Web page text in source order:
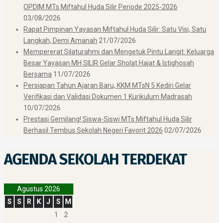
OPDIM MTs Miftahul Huda Silir Periode 2025-2026
03/08/2026
Rapat Pimpinan Yayasan Miftahul Huda Silir: Satu Visi, Satu
Langkah, Demi Amanah 21/07/2026
Mempererat Silaturahmi dan Mengetuk Pintu Langit: Keluarga
Besar Yayasan MH SILIR Gelar Sholat Hajat & Istighosah
Bersama 11/07/2026
Persiapan Tahun Ajaran Baru, KKM MTsN 5 Kediri Gelar
Verifikasi dan Validasi Dokumen 1 Kurikulum Madrasah
10/07/2026
Prestasi Gemilang! Siswa-Siswi MTs Miftahul Huda Silir
Berhasil Tembus Sekolah Negeri Favorit 2026 02/07/2026
AGENDA SEKOLAH TERDEKAT
Agustus 2026
S
S R K J S
M
1
2